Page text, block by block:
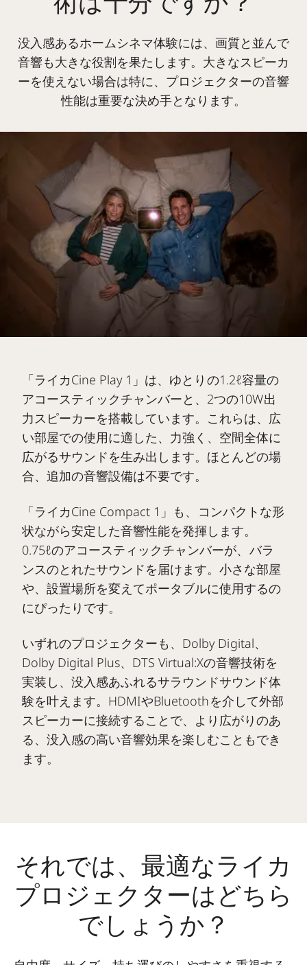
没入感あるホームシネマ体験には、画質と並んで
音響も大きな役割を果たします。大きなスピーカ
ーを使えない場合は特に、プロジェクターの音響
性能は重要な決め手となります。
「ライカCine Play 1」は、ゆとりの1.2ℓ容量の
アコースティックチャンバーと、2つの10W出
力スピーカーを搭載しています。これらは、広
い部屋での使用に適した、力強く、空間全体に
広がるサウンドを生み出します。ほとんどの場
合、追加の音響設備は不要です。
「ライカCine Compact 1」も、コンパクトな形
状ながら安定した音響性能を発揮します。
0.75ℓのアコースティックチャンバーが、バラ
ンスのとれたサウンドを届けます。小さな部屋
や、設置場所を変えてポータブルに使用するの
にぴったりです。
いずれのプロジェクターも、Dolby Digital、
Dolby Digital Plus、DTS Virtual:Xの音響技術を
実装し、没入感あふれるサラウンドサウンド体
験を叶えます。HDMIやBluetoothを介して外部
スピーカーに接続することで、より広がりのあ
る、没入感の高い音響効果を楽しむこともでき
ます。
それでは、最適なライカ
プロジェクターはどちら
でしょうか？